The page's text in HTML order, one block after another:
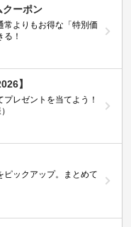
クーポン
よりもお得な「特別価
！
】
レゼントを当てよう！
ピックアップ。まとめて